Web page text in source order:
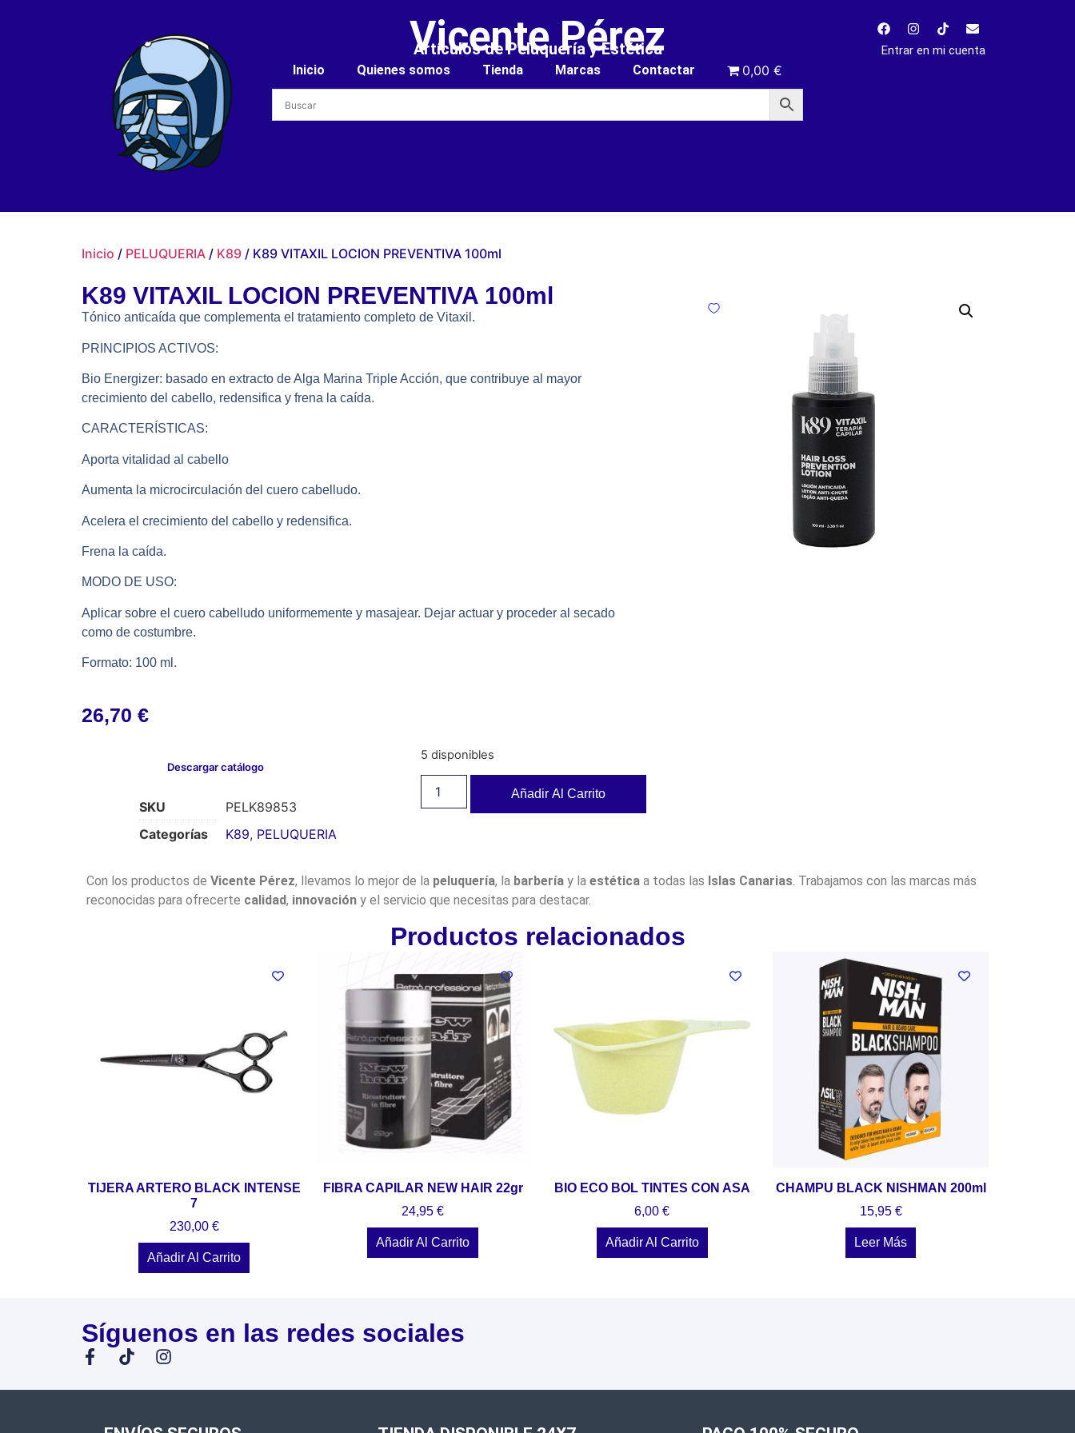
Vicente Pérez
Artículos de Peluquería y Estética
Inicio Quienes somos Tienda Marcas Contactar 0,00 €
Entrar en mi cuenta
Inicio / PELUQUERIA / K89 / K89 VITAXIL LOCION PREVENTIVA 100ml
K89 VITAXIL LOCION PREVENTIVA 100ml
Tónico anticaída que complementa el tratamiento completo de Vitaxil.
PRINCIPIOS ACTIVOS:
Bio Energizer: basado en extracto de Alga Marina Triple Acción, que contribuye al mayor
crecimiento del cabello, redensifica y frena la caída.
CARACTERÍSTICAS:
Aporta vitalidad al cabello
Aumenta la microcirculación del cuero cabelludo.
Acelera el crecimiento del cabello y redensifica.
Frena la caída.
MODO DE USO:
Aplicar sobre el cuero cabelludo uniformemente y masajear. Dejar actuar y proceder al secado
como de costumbre.
Formato: 100 ml.
26,70 €
Descargar catálogo
SKU
PELK89853
Categorías
K89, PELUQUERIA
5 disponibles
Añadir Al Carrito
Con los productos de Vicente Pérez, llevamos lo mejor de la peluquería, la barberíay la estéticaa todas las Islas Canarias. Trabajamos con las marcas más
reconocidas para ofrecerte calidad, innovacióny el servicio que necesitas para destacar.
Productos relacionados
TIJERA ARTERO BLACK INTENSE
7
230,00 €
Añadir Al Carrito
FIBRA CAPILAR NEW HAIR 22gr
24,95€
Añadir Al Carrito
BIO ECO BOL TINTES CON ASA
6,00€
Añadir Al Carrito
CHAMPU BLACK NISHMAN 200ml
15,95 €
Leer Más
Síguenos en las redes sociales